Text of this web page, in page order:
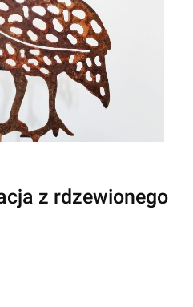
z rdzewionego